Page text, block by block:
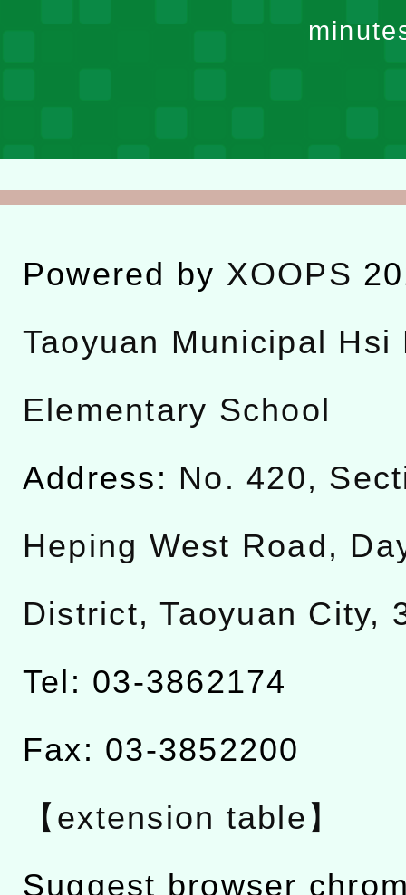
Powered by XOOPS
Taoyuan Municipal Hsi
Elementary School
Address: No. 420,
Heping West Road,
District, Taoyuan City,
Tel: 03-3862174
Fax: 03-3852200
【extension table】
Suggest browser